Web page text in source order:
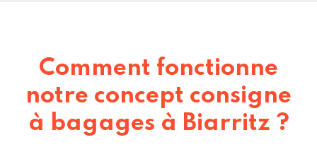
Comment fonctionne
notre concept consigne
à bagages à Biarritz ?